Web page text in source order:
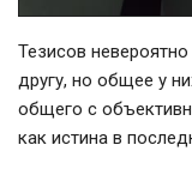
Тезисов
другу, но общее у
общего с
как истина в